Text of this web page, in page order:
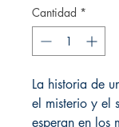
Cantidad *
La historia de
el misterio y el
esperan en los